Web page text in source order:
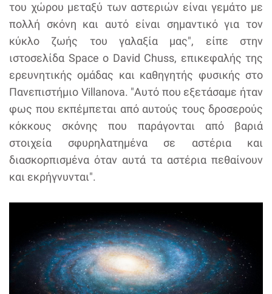
του χώρου μεταξύ των αστεριών είναι γεμάτο με
πολλή σκόνη και αυτό είναι σημαντικό για τον
κύκλο ζωής του γαλαξία μας", είπε στην
ιστοσελίδα Space ο David Chuss, επικεφαλής της
ερευνητικής ομάδας και καθηγητής φυσικής στο
Πανεπιστήμιο Villanova. "Αυτό που εξετάσαμε ήταν
φως που εκπέμπεται από αυτούς τους δροσερούς
κόκκους σκόνης που παράγονται από βαριά
στοιχεία σφυρηλατημένα σε αστέρια και
διασκορπισμένα όταν αυτά τα αστέρια πεθαίνουν
και εκρήγνυνται".